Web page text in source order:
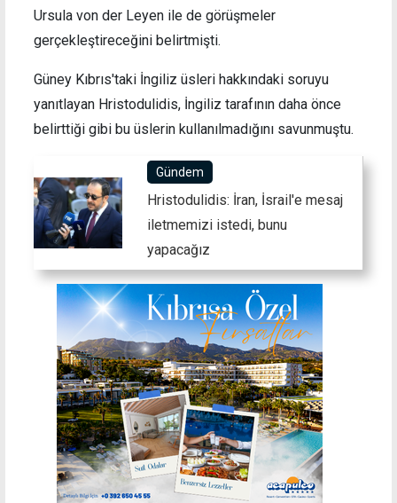
Ursula von der Leyen ile de görüşmeler
gerçekleştireceğini belirtmişti.
Güney Kıbrıs'taki İngiliz üsleri hakkındaki soruyu
yanıtlayan Hristodulidis, İngiliz tarafının daha önce
belirttiği gibi bu üslerin kullanılmadığını savunmuştu.
Gündem
Hristodulidis: İran, İsrail'e mesaj
iletmemizi istedi, bunu
yapacağız